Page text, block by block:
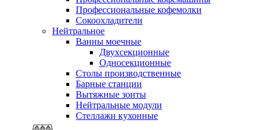
Профессиональные кофемолки
Сокоохладители
Нейтральное
Ванны моечные
Двухсекционные
Односекционные
Столы производственные
Барные станции
Вытяжные зонты
Нейтральные модули
Стеллажи кухонные